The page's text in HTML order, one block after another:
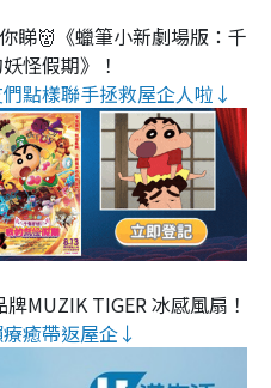
睇👹《蠟筆小新劇場版：千
怪假期》！
點樣聯手拯救屋企人啦↓
MUZIK TIGER 冰感風扇！
癒帶返屋企↓